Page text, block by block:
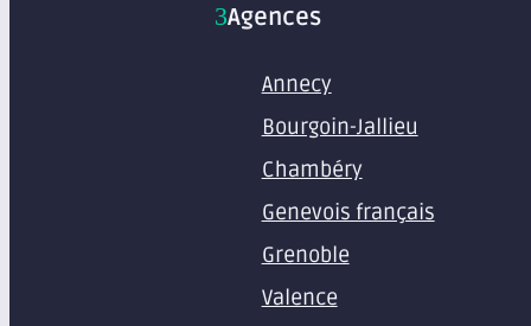
Agences
Annecy
Bourgoin-Jallieu
Chambéry
Genevois français
Grenoble
Valence